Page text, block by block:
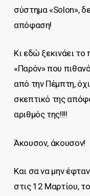
σύστημα «Solon»,
απόφαση!
Κι εδώ ξεκινάει
«Παρόν» που
από την Πέμπτη,
σκεπτικό της
αριθμός της!!!!
Άκουσον, άκουσον!
Και σα να μην
στις 12 Μαρτίου,